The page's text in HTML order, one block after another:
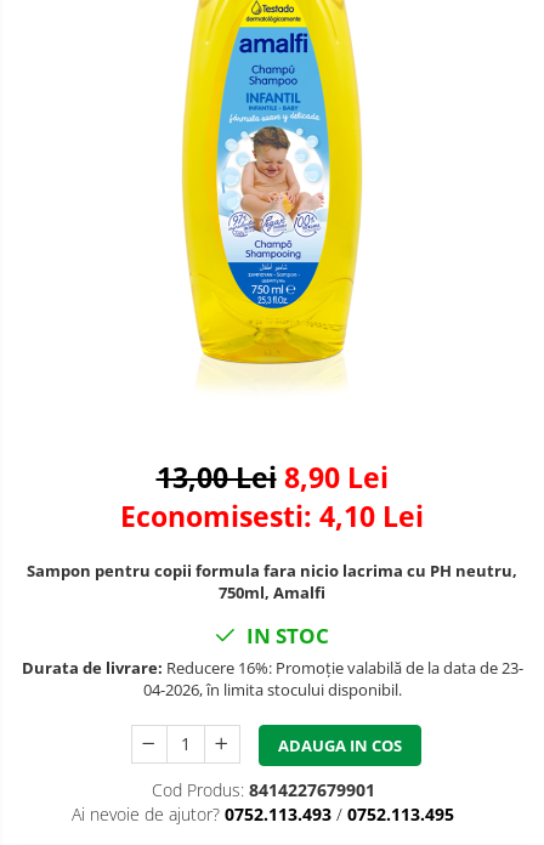
Detergenti Rufe & Intretinere
Parfum de rufe si esente
concentrate parfumare rufe
Neutralizare miros si odorizare
textile,masini de spalat ,uscatoare
Solutii indepartare pete si
Vopsea pentru articole textile si
Articole Menaj & Accesorii pentru
Lavete si seturi lavete
Bureti pentru vase si bucatarie
Saci si manusi menaj, folii
alimentare si hartie de copt
Hartie si servetele
Mopuri,seturi cu mop si accesorii
Maturi,farase si galeti simple/cu
storcator
13,00 Lei 8,90 Lei
Economisesti: 4,10 Lei
Sampon pentru copii formula fara nicio lacrima cu PH neutru,
750ml, Amalfi
IN STOC
Durata de livrare: Reducere 16%: Promoție valabilă de la data de 23-
04-2026, în limita stocului disponibil.
ADAUGA IN COS
Cod Produs: 8414227679901
Ai nevoie de ajutor? 0752.113.493 / 0752.113.495